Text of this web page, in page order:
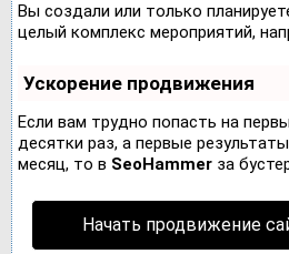
Вы создали или только
целый комплекс мероприятий,
Ускорение продвижения
Если вам трудно попасть на
десятки раз, а первые
месяц, то в SeoHammer за
Начать продвижение